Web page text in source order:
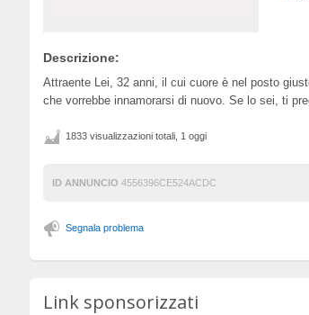
Descrizione:
Attraente Lei, 32 anni, il cui cuore è nel posto
che vorrebbe innamorarsi di nuovo. Se lo sei, ti
1833 visualizzazioni totali, 1 oggi
ID ANNUNCIO 4556396CE524ACDC
Segnala problema
Link sponsorizzati